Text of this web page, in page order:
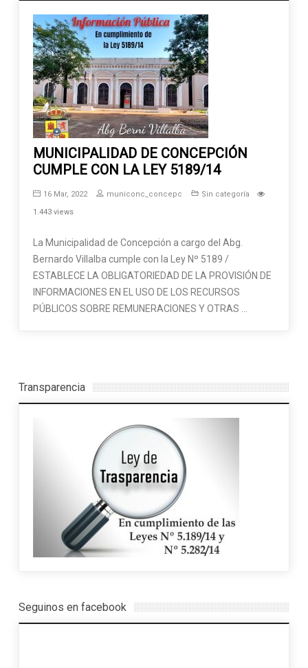
MUNICIPALIDAD DE CONCEPCIÓN
CUMPLE CON LA LEY 5189/14
16 Mar, 2022 municonc_concepc
Sin categoría
1.443 views
La Municipalidad de Concepción a cargo del Abg.
Bernardo Villalba cumple con la Ley Nº 5189 /
ESTABLECE LA OBLIGATORIEDAD DE LA PROVISIÓN DE
INFORMACIONES EN EL USO DE LOS RECURSOS
PÚBLICOS SOBRE REMUNERACIONES Y OTRAS …
Transparencia
Seguinos en facebook